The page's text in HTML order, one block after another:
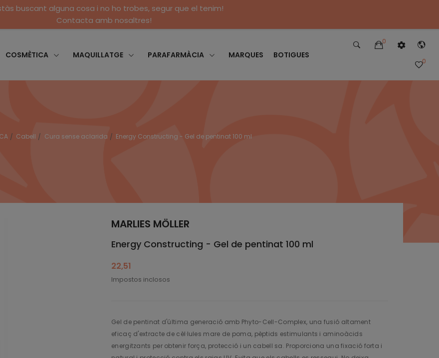
buscant alguna cosa i no ho trobes, segur que el tenim!
Contacta amb nosaltres!
COSMÈTICA MAQUILLATGE PARAFARMÀCIA MARQUES BOTIGUES
0
0
Cabell Cura sense aclarida Energy Constructing - Gel de pentinat 100 ml
MARLIES MÖLLER
Energy Constructing - Gel de pentinat 100 ml
22,51
Impostos inclosos
Gel de pentinat d'última generació amb Phyto-Cell-Complex, una fusió altament
eficaç d'extracte de cèl·lules mare de poma, pèptids estimulants i aminoàcids
energitzants per obtenir força, protecció i un cabell sa. Proporciona una fixació forta i